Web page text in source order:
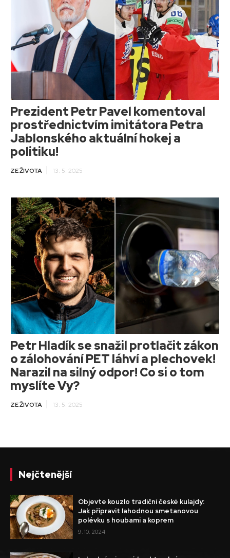
Prezident Petr Pavel komentoval
prostřednictvím imitátora Petra
Jablonského aktuální hokej a
politiku!
ZE ŽIVOTA 13. 5. 2025
Petr Hladík se snažil protlačit zákon
o zálohování PET láhví a plechovek!
Narazil na silný odpor! Co si o tom
myslíte Vy?
ZE ŽIVOTA 13. 5. 2025
Nejčtenější
Objevte kouzlo tradiční české kulajdy:
Jak připravit lahodnou smetanovou
polévku s houbami a koprem
9. 10. 2024